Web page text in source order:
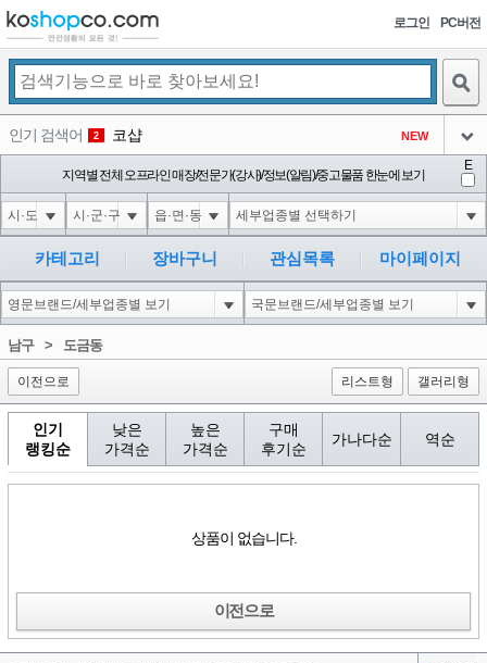
로그인 PC버전
인기 검색어 2 코샵 NEW
3 익스
아이콘
4 1'||DBMS_PIPE.RECEIVE_MESSAGE(CHR(98)||CHR(98)||CHR(98),15)||'
아이콘
5 1*DBMS_PIPE.RECEIVE_MESSAGE(CHR(99)||CHR(99)||CHR(99),15)
아이콘
1
6 1*if(now()=sysdate(),sleep(15),0)
아이콘
1
1
지역별 전체 오프라인 매장/전문가(강사)/정보(알림)/중고물품 한눈에 보기
E
카테고리 장바구니 관심목록 마이페이지
남구> 도금동
이전으로 리스트형 갤러리형
인기
랭킹순
낮은
가격순
높은
가격순
구매
후기순
가나다순 역순
상품이 없습니다.
이전으로